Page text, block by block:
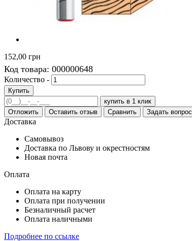
152,00 грн
Код товара: 000000648
Количество -
Купить
купить в 1 клик
Отложить
Оставить отзыв Сравнить Задать вопрос
Доставка
Самовывоз
Доставка по Львову и окрестностям
Новая почта
Оплата
Оплата на карту
Оплата при получении
Безналичный расчет
Оплата наличными
Подробнее по ссылке